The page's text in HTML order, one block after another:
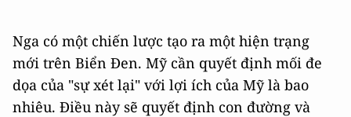
Nga có một chiến lược tạo ra một hiện trạng
mới trên Biển Đen. Mỹ cần quyết định mối đe
dọa của "sự xét lại" với lợi ích của Mỹ là bao
nhiêu. Điều này sẽ quyết định con đường và